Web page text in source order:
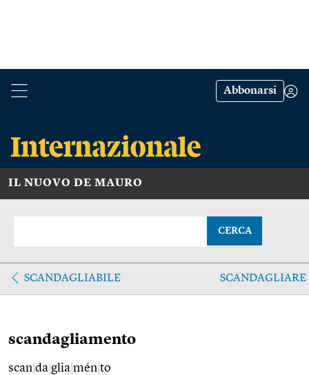
Abbonarsi
IL NUOVO DE MAURO
CERCA
SCANDAGLIABILE SCANDAGLIARE
scandagliamento
scan da glia mén to